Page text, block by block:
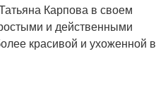
Карпова в своем
и действенными
красивой и ухоженной в